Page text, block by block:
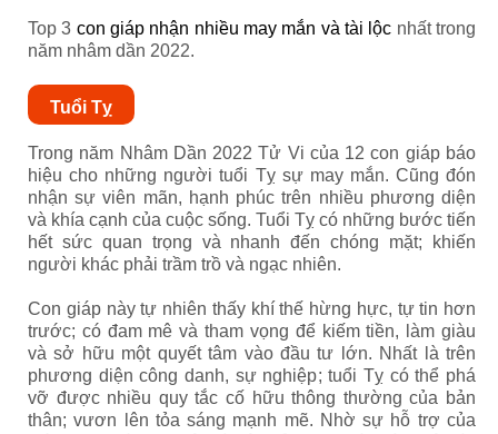
Top 3 con giáp nhận nhiều may mắn và tài lộc nhất trong
năm nhâm dần 2022.
Tuổi Tỵ
Trong năm Nhâm Dần 2022 Tử Vi của 12 con giáp báo
hiệu cho những người tuổi Tỵ sự may mắn. Cũng đón
nhận sự viên mãn, hạnh phúc trên nhiều phương diện
và khía cạnh của cuộc sống. Tuổi Tỵ có những bước tiến
hết sức quan trọng và nhanh đến chóng mặt; khiến
người khác phải trầm trồ và ngạc nhiên.
Con giáp này tự nhiên thấy khí thế hừng hực, tự tin hơn
trước; có đam mê và tham vọng để kiếm tiền, làm giàu
và sở hữu một quyết tâm vào đầu tư lớn. Nhất là trên
phương diện công danh, sự nghiệp; tuổi Tỵ có thể phá
vỡ được nhiều quy tắc cố hữu thông thường của bản
thân; vươn lên tỏa sáng mạnh mẽ. Nhờ sự hỗ trợ của